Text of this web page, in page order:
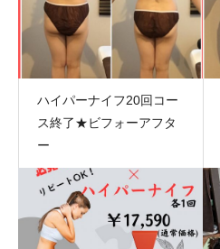
ハイパーナイフ20回コー
ス終了★ビフォーアフタ
ー